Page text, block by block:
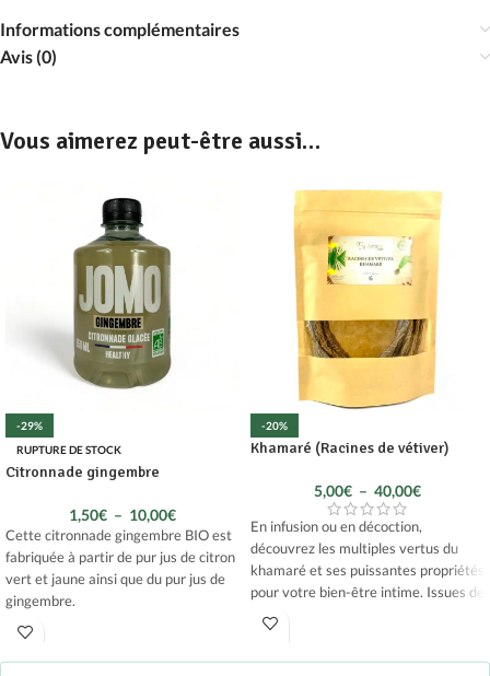
Informations complémentaires
Avis (0)
Vous aimerez peut-être aussi…
-29%
RUPTURE DE STOCK
Citronnade gingembre
1,50€ – 10,00€
Cette citronnade gingembre BIO est
fabriquée à partir de pur jus de citron
vert et jaune ainsi que du pur jus de
gingembre.
100 % biologique, faible en calories.
VEGAN et 0 conservateur !
-20%
Khamaré (Racines de vétiver)
5,00€ – 40,00€
En infusion ou en décoction,
découvrez les multiples vertus du
khamaré et ses puissantes propriétés
pour votre bien-être intime. Issues de
la médecine traditionnelle africaine,
de la nature dont vous ne pourrez